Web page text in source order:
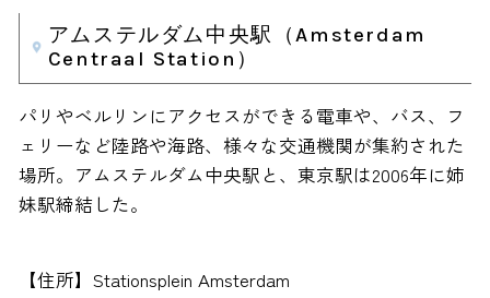
アムステルダム中央駅（Amsterdam
Centraal Station）
パリやベルリンにアクセスができる電車や、バス、フ
ェリーなど陸路や海路、様々な交通機関が集約された
場所。アムステルダム中央駅と、東京駅は2006年に姉
妹駅締結した。
【住所】Stationsplein Amsterdam